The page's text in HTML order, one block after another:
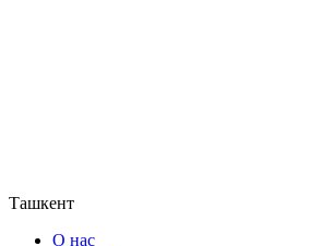
Ташкент
О нас